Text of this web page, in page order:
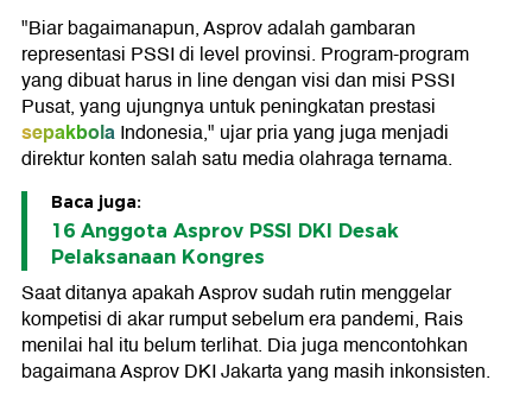
"Biar bagaimanapun, Asprov adalah gambaran
representasi PSSI di level provinsi. Program-program
yang dibuat harus in line dengan visi dan misi PSSI
Pusat, yang ujungnya untuk peningkatan prestasi
sepakbolaIndonesia," ujar pria yang juga menjadi
direktur konten salah satu media olahraga ternama.
Baca juga:
16 Anggota Asprov PSSI DKI Desak
Pelaksanaan Kongres
Saat ditanya apakah Asprov sudah rutin menggelar
kompetisi di akar rumput sebelum era pandemi, Rais
menilai hal itu belum terlihat. Dia juga mencontohkan
bagaimana Asprov DKI Jakarta yang masih inkonsisten.